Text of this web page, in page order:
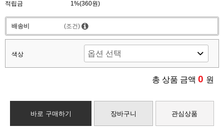
적립금 1%(360원)
배송비 (조건)
색상
총 상품 금액 0 원
바로 구매하기 장바구니 관심상품